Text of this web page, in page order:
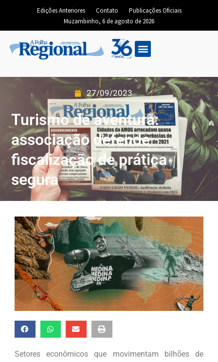
Edições Anteriores Contato
Publicações Oficiais
Muzambinho, 6 de agosto de 2026
27/09/2023
Turismo de aventura:
associação defende
fiscalização de prática
segura
Setores econômicos que movimentam bilhões de